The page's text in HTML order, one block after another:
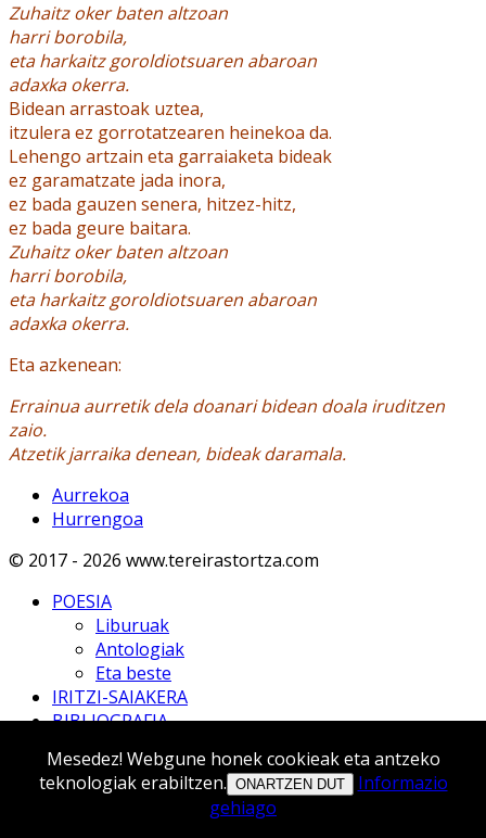
Zuhaitz oker baten altzoan
harri borobila,
eta harkaitz goroldiotsuaren abaroan
adaxka okerra.
Bidean arrastoak uztea,
itzulera ez gorrotatzearen heinekoa da.
Lehengo artzain eta garraiaketa bideak
ez garamatzate jada inora,
ez bada gauzen senera, hitzez-hitz,
ez bada geure baitara.
Zuhaitz oker baten altzoan
harri borobila,
eta harkaitz goroldiotsuaren abaroan
adaxka okerra.
Eta azkenean:
Errainua aurretik dela doanari bidean doala iruditzen
zaio.
Atzetik jarraika denean, bideak daramala.
Aurrekoa
Hurrengoa
© 2017 - 2026 www.tereirastortza.com
POESIA
Liburuak
Antologiak
Eta beste
IRITZI-SAIAKERA
BIBLIOGRAFIA
ITZULPENAK
EMAKUME IDAZLEAK
Mesedez! Webgune honek cookieak eta antzeko
teknologiak erabiltzen. ONARTZEN DUT
Informazio
gehiago